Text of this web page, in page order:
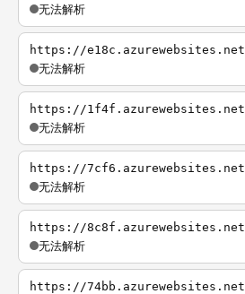
无法解析
https://e18c.azurewebsites.net
无法解析
https://1f4f.azurewebsites.net
无法解析
https://7cf6.azurewebsites.net
无法解析
https://8c8f.azurewebsites.net
无法解析
https://74bb.azurewebsites.net